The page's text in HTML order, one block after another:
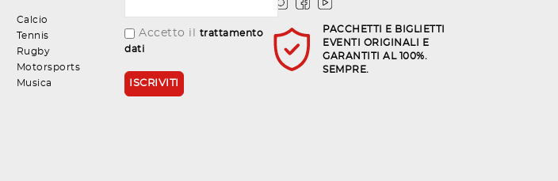
Calcio
Tennis
Rugby
Motorsports
Musica
Accetto il trattamento
dati
PACCHETTI E BIGLIETTI
EVENTI ORIGINALI E
GARANTITI AL 100%.
SEMPRE.